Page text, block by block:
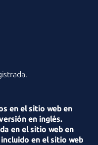
en el sitio web en
en inglés.
en el sitio web en
en el sitio web